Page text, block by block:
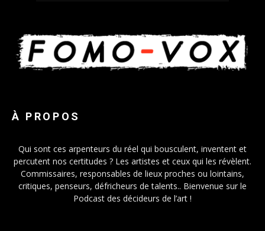
À PROPOS
Qui sont ces arpenteurs du réel qui bousculent, inventent et
percutent nos certitudes ? Les artistes et ceux qui les révèlent.
Commissaires, responsables de lieux proches ou lointains,
critiques, penseurs, défricheurs de talents.. Bienvenue sur le
Podcast des décideurs de l’art !